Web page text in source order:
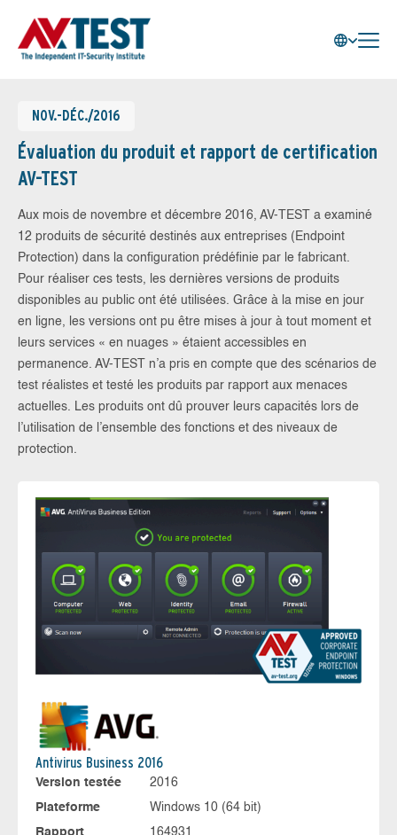
NOV.-DÉC./2016
Évaluation du produit et rapport de certification
AV-TEST
Aux mois de novembre et décembre 2016, AV-TEST a examiné
12 produits de sécurité destinés aux entreprises (Endpoint
Protection) dans la configuration prédéfinie par le fabricant.
Pour réaliser ces tests, les dernières versions de produits
disponibles au public ont été utilisées. Grâce à la mise en jour
en ligne, les versions ont pu être mises à jour à tout moment et
leurs services « en nuages » étaient accessibles en
permanence. AV-TEST n’a pris en compte que des scénarios de
test réalistes et testé les produits par rapport aux menaces
actuelles. Les produits ont dû prouver leurs capacités lors de
l’utilisation de l’ensemble des fonctions et des niveaux de
protection.
Antivirus Business 2016
Version testée
2016
Plateforme
Windows 10 (64 bit)